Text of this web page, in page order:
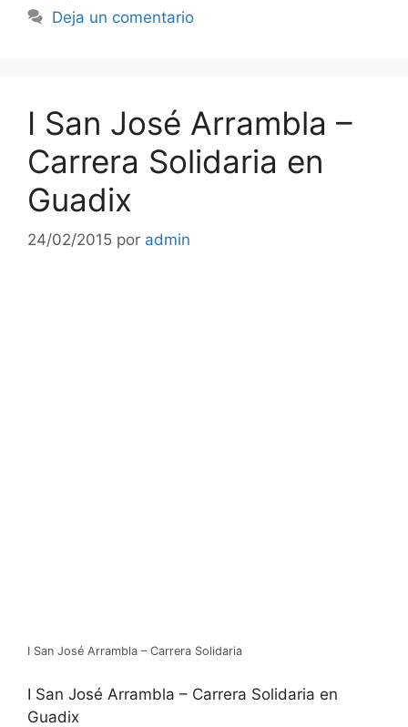
Deja un comentario
I San José Arrambla –
Carrera Solidaria en
Guadix
24/02/2015 por admin
I San José Arrambla – Carrera Solidaria
I San José Arrambla – Carrera Solidaria en
Guadix